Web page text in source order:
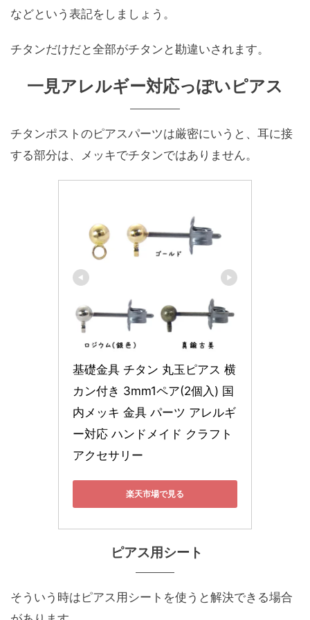
などという表記をしましょう。
チタンだけだと全部がチタンと勘違いされます。
一見アレルギー対応っぽいピアス
チタンポストのピアスパーツは厳密にいうと、耳に接
する部分は、メッキでチタンではありません。
基礎金具 チタン 丸玉ピアス 横
カン付き 3mm1ペア(2個入) 国
内メッキ 金具 パーツ アレルギ
ー対応 ハンドメイド クラフト
アクセサリー
楽天市場で見る
ピアス用シート
そういう時はピアス用シートを使うと解決できる場合